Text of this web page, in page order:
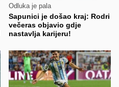
Odluka je pala
Sapunici je došao kraj: Rodri
večeras objavio gdje
nastavlja karijeru!